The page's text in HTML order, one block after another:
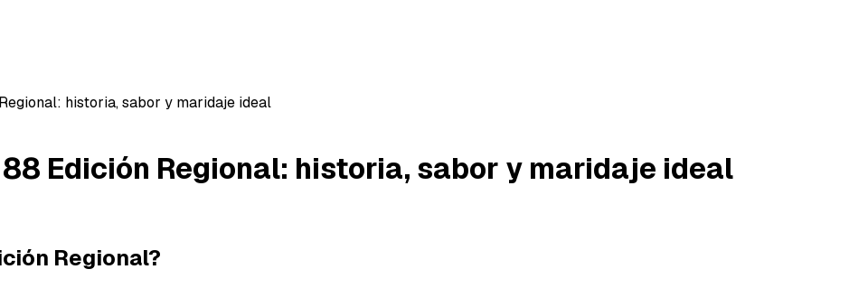
historia, sabor y maridaje ideal
Edición Regional: historia, sabor y maridaje ideal
Regional?